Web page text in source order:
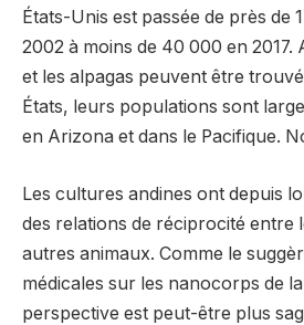
États-Unis est passée de près de
2002 à moins de 40 000 en 2017.
et les alpagas peuvent être
États, leurs populations sont
en Arizona et dans le Pacifique.
Les cultures andines ont depuis
des relations de réciprocité entre
autres animaux. Comme le
médicales sur les nanocorps de
perspective est peut-être plus